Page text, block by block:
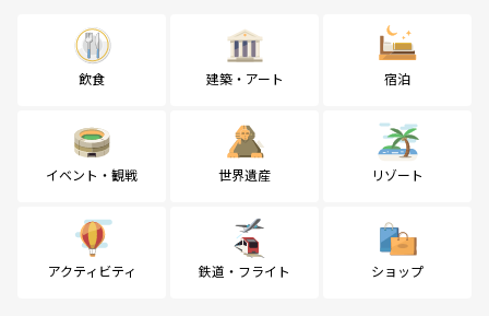
飲食 建築・アート 宿泊
イベント・観戦 世界遺産 リゾート
アクティビティ 鉄道・フライト ショップ